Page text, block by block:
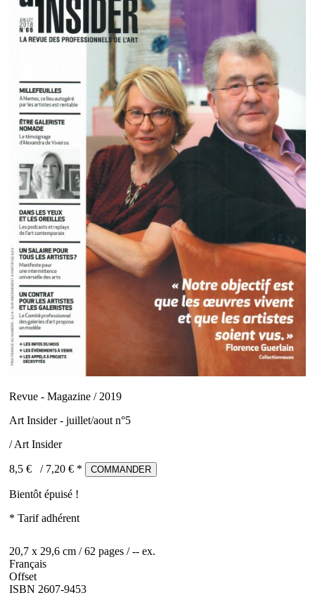
Revue - Magazine / 2019
Art Insider - juillet/aout n°5
/ Art Insider
8,5 € / 7,20 € * COMMANDER
Bientôt épuisé !
* Tarif adhérent
20,7 x 29,6 cm / 62 pages / -- ex.
Français
Offset
ISBN 2607-9453